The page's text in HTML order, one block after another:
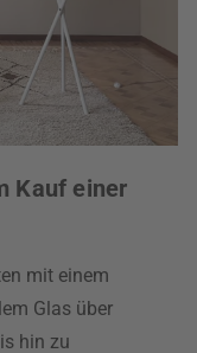
Kauf einer
mit einem
Glas über
hin zu